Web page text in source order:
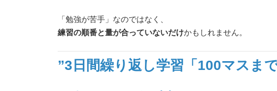
「勉強が苦手」なのではなく、
練習の順番と量が合っていないだけかもしれません。
”3日間繰り返し学習「100マスま